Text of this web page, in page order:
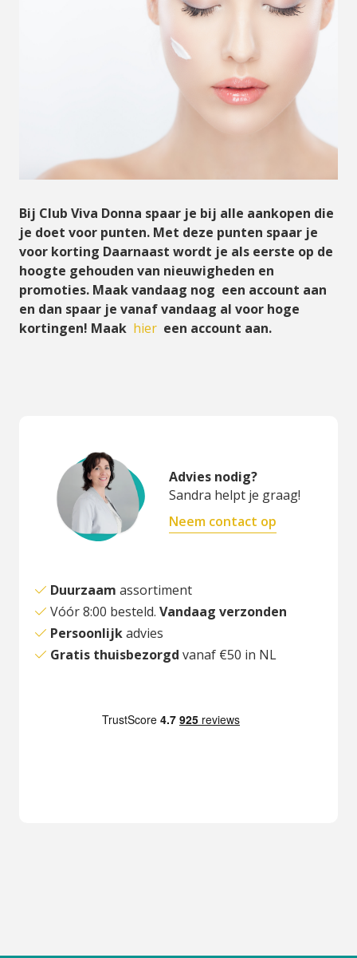
Bij Club Viva Donna spaar je bij alle aankopen die
je doet voor punten. Met deze punten spaar je
voor korting Daarnaast wordt je als eerste op de
hoogte gehouden van nieuwigheden en
promoties. Maak vandaag nog een account aan
en dan spaar je vanaf vandaag al voor hoge
kortingen! Maak hier een account aan.
Advies nodig?
Sandra helpt je graag!
Neem contact op
Duurzaam assortiment
Vóór 8:00 besteld. Vandaag verzonden
Persoonlijkadvies
Gratis thuisbezorgd vanaf €50 in NL